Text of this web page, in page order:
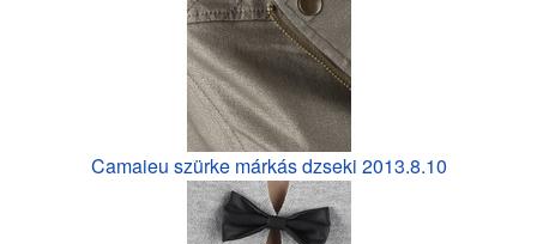
Camaieu szürke márkás dzseki 2013.8.10